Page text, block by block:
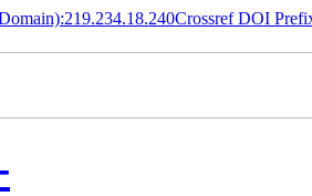
Crossref DOI